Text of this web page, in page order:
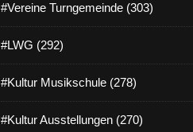
#Vereine Turngemeinde (303)
#LWG (292)
#Kultur Musikschule (278)
#Kultur Ausstellungen (270)